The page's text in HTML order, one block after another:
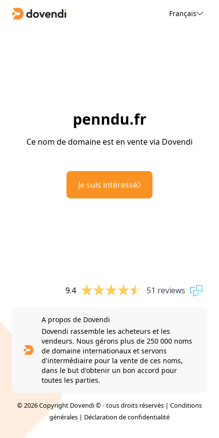
Français
penndu.fr
Ce nom de domaine est en vente via Dovendi
Je suis intéressé
9.4 51 reviews
A propos de Dovendi
Dovendi rassemble les acheteurs et les
vendeurs. Nous gérons plus de 250 000 noms
de domaine internationaux et servons
d'intermédiaire pour la vente de ces noms,
dans le but d'obtenir un bon accord pour
toutes les parties.
© 2026 Copyright Dovendi © - tous droits réservés | Conditions
générales | Déclaration de confidentialité